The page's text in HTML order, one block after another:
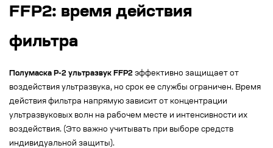
FFP2: время действия
фильтра
Полумаска Р-2 ультразвук FFP2 эффективно защищает от
воздействия ультразвука, но срок ее службы ограничен. Время
действия фильтра напрямую зависит от концентрации
ультразвуковых волн на рабочем месте и интенсивности их
воздействия. (Это важно учитывать при выборе средств
индивидуальной защиты).